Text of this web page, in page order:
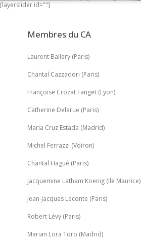
[layerslider id=""]
Membres du CA
Laurent Ballery (Paris)
Chantal Cazzadori (Paris)
Françoise Crozat Fanget (Lyon)
Catherine Delarue (Paris)
Maria Cruz Estada (Madrid)
Michel Ferrazzi (Voiron)
Chantal Hagué (Paris)
Jacquemine Latham Koenig (Ile Maurice)
Jean-Jacques Leconte (Paris)
Robert Lévy (Paris)
Marian Lora Toro (Madrid)